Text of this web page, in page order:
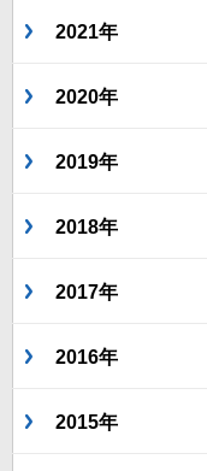
2021年
2020年
2019年
2018年
2017年
2016年
2015年